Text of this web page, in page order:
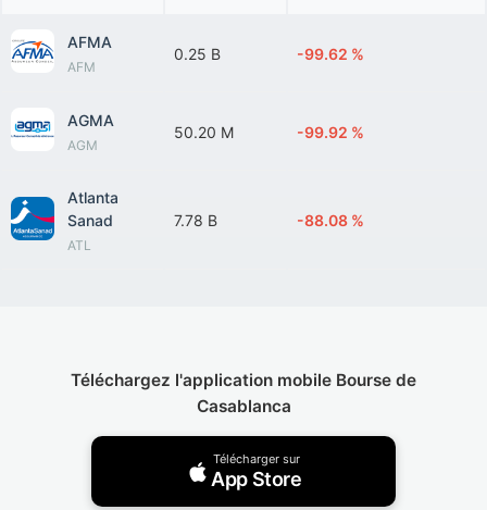
AFMA
AFM
0.25 B -99.62 %
AGMA
AGM
50.20 M -99.92 %
Atlanta
Sanad
ATL
7.78 B -88.08 %
Téléchargez l'application mobile Bourse de
Casablanca
Télécharger sur
App Store